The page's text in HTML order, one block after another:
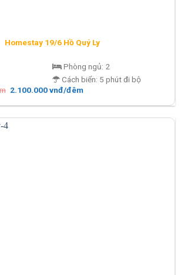
Homestay 19/6 Hồ Quý Ly
Phòng ngủ: 2
Cách biển: 5 phút đi bộ
Giá
là:
đêm.
2.100.000vnđ/đêmGiá
tại
2.100.000 vnđ/